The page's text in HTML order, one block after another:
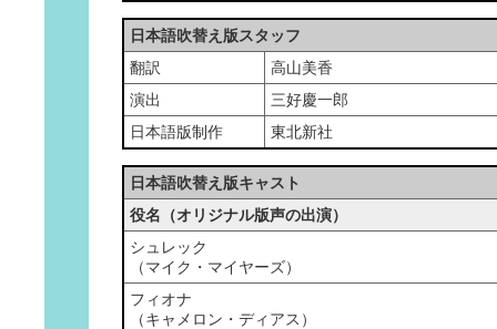
日本語吹替え版スタッフ
翻訳
高山美香
演出
三好慶一郎
日本語版制作
東北新社
日本語吹替え版キャスト
役名（オリジナル版声の出演）
シュレック
（マイク・マイヤーズ）
フィオナ
（キャメロン・ディアス）